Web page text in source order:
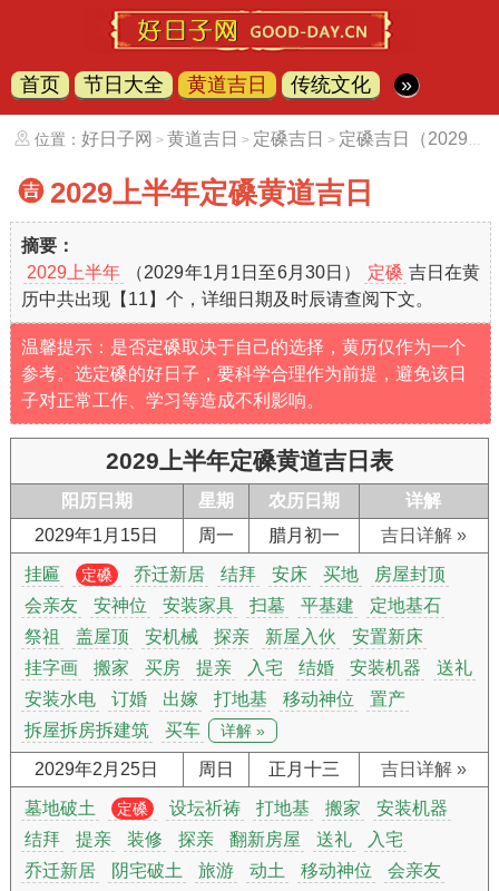
首页 节日大全 黄道吉日 传统文化 »
位置： 好日子网 > 黄道吉日 > 定磉吉日 > 定磉吉日（2029上半年）
2029上半年定磉黄道吉日
摘要：
2029上半年
（2029年1月1日至6月30日） 定磉 吉日在黄
历中共出现【11】个，详细日期及时辰请查阅下文。
温馨提示：是否定磉取决于自己的选择，黄历仅作为一个
参考。选定磉的好日子，要科学合理作为前提，避免该日
子对正常工作、学习等造成不利影响。
2029上半年定磉黄道吉日表
阳历日期 星期 农历日期
详解
2029年1月15日
周一 腊月初一 吉日详解 »
挂匾 定磉 乔迁新居 结拜 安床 买地
房屋封顶
会亲友
安神位 安装家具 扫墓 平基建
定地基石
祭祖
盖屋顶 安机械 探亲 新屋入伙
安置新床
挂字画
搬家 买房 提亲 入宅 结婚 安装机器
送礼
安装水电
订婚 出嫁 打地基 移动神位
置产
拆屋拆房拆建筑
买车 详解 »
2029年2月25日 周日 正月十三 吉日详解 »
墓地破土 定磉 设坛祈祷 打地基 搬家
安装机器
结拜
提亲 装修 探亲 翻新房屋 送礼
入宅
乔迁新居
阴宅破土 旅游 动土 移动神位
会亲友